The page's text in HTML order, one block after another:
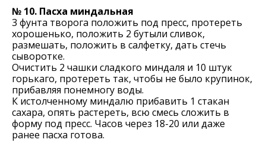
№ 10. Пасха миндальная
3 фунта творога положить под пресс, протереть
хорошенько, положить 2 бутыли сливок,
размешать, положить в салфетку, дать стечь
сыворотке.
Очистить 2 чашки сладкого миндаля и 10 штук
горькаго, протереть так, чтобы не было крупинок,
прибавляя понемногу воды.
К истолченному миндалю прибавить 1 стакан
сахара, опять растереть, всю смесь сложить в
форму под пресс. Часов через 18-20 или даже
ранее пасха готова.